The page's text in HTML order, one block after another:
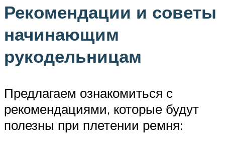
Рекомендации и советы
начинающим
рукодельницам
Предлагаем ознакомиться с
рекомендациями, которые будут
полезны при плетении ремня: